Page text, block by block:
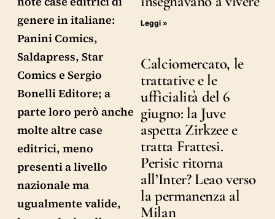
genere in italiane:
Panini Comics,
Saldapress, Star
Comics e Sergio
Bonelli Editore; a
parte loro però anche
molte altre case
editrici, meno
presenti a livello
nazionale ma
ugualmente valide,
Leggi »
Calciomercato, le
trattative e le
ufficialità del 6
giugno: la Juve
aspetta Zirkzee e
tratta Frattesi.
Perisic ritorna
all’Inter? Leao verso
la permanenza al
Milan